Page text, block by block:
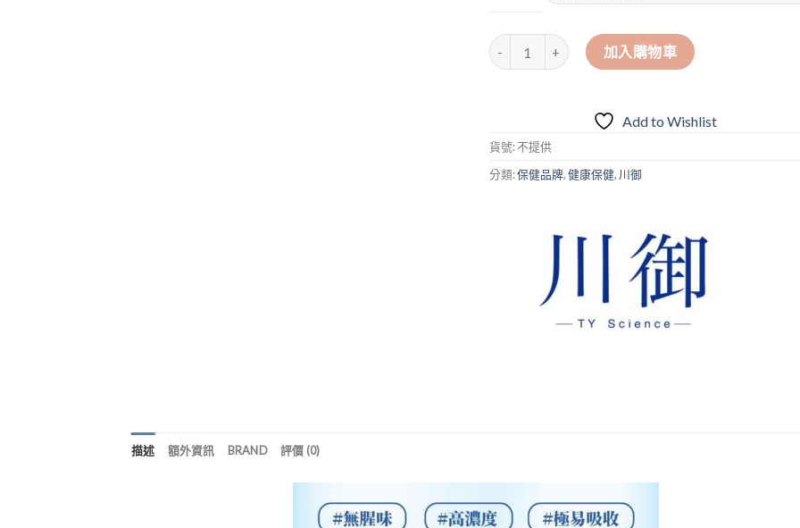
川御 膠原蛋白 NMN18000+(10支裝)｜歲月管理｜提彈保
加入購物車
Add to Wishlist
貨號:不提供
分類:保健品牌,健康保健, 川御
描述 額外資訊 BRAND 評價 (0)